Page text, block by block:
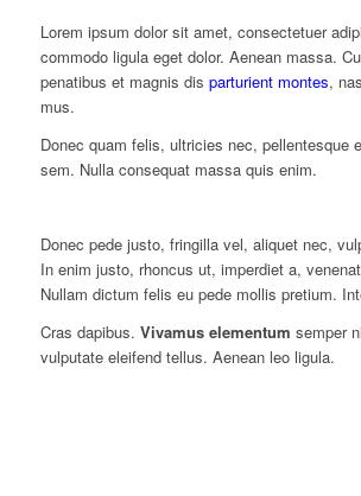
Lorem ipsum dolor sit amet, consectetuer
commodo ligula eget dolor. Aenean massa.
penatibus et magnis dis parturient montes,
mus.
Donec quam felis, ultricies nec, pellentesque
sem. Nulla consequat massa quis enim.
Donec pede justo, fringilla vel, aliquet nec,
In enim justo, rhoncus ut, imperdiet a,
Nullam dictum felis eu pede mollis pretium.
Cras dapibus. Vivamus elementum semper
vulputate eleifend tellus. Aenean leo ligula.